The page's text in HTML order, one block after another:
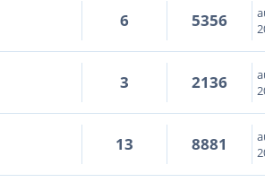
6 5356
3 2136
13 8881